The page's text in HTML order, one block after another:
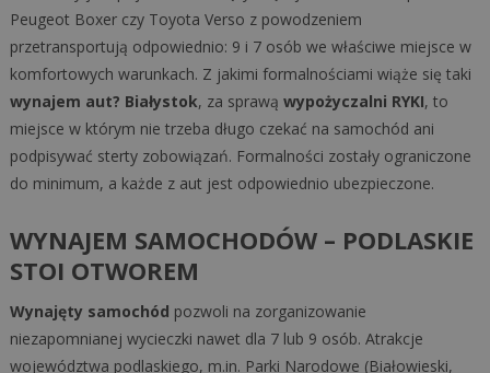
Peugeot Boxer czy Toyota Verso z powodzeniem
przetransportują odpowiednio: 9 i 7 osób we właściwe miejsce w
komfortowych warunkach. Z jakimi formalnościami wiąże się taki
wynajem aut? Białystok, za sprawą wypożyczalni RYKI, to
miejsce w którym nie trzeba długo czekać na samochód ani
podpisywać sterty zobowiązań. Formalności zostały ograniczone
do minimum, a każde z aut jest odpowiednio ubezpieczone.
WYNAJEM SAMOCHODÓW – PODLASKIE
STOI OTWOREM
Wynajęty samochód pozwoli na zorganizowanie
niezapomnianej wycieczki nawet dla 7 lub 9 osób. Atrakcje
województwa podlaskiego, m.in. Parki Narodowe (Białowieski,